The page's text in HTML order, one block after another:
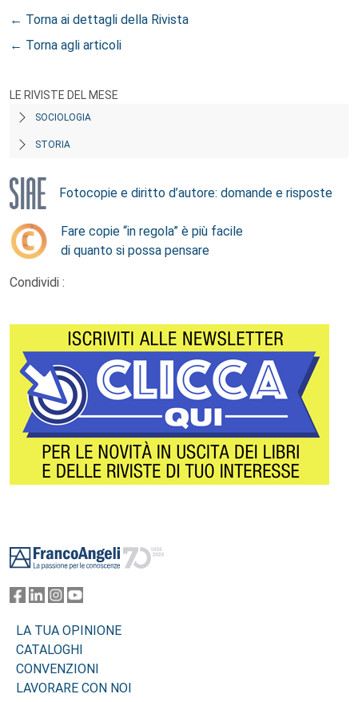
← Torna ai dettagli della Rivista
← Torna agli articoli
LE RIVISTE DEL MESE
SOCIOLOGIA
STORIA
Fotocopie e diritto d’autore: domande e risposte
Fare copie “in regola” è più facile
di quanto si possa pensare
Condividi :
LA TUA OPINIONE
CATALOGHI
CONVENZIONI
LAVORARE CON NOI